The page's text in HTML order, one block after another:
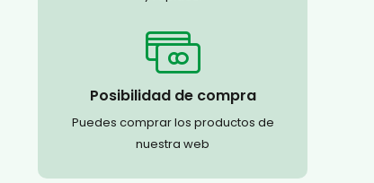
Posibilidad de compra
Puedes comprar los productos de
nuestra web